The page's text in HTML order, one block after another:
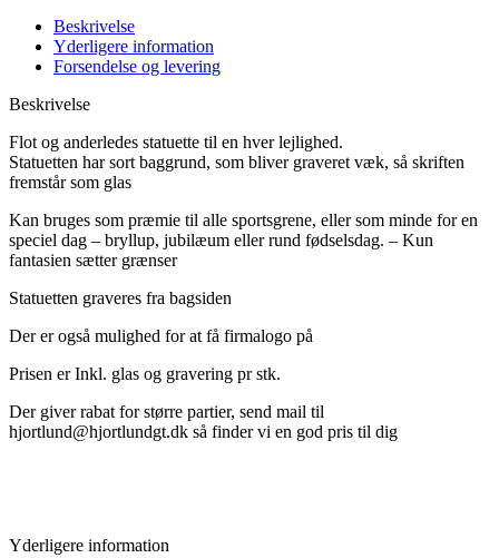
Beskrivelse
Yderligere information
Forsendelse og levering
Beskrivelse
Flot og anderledes statuette til en hver lejlighed.
Statuetten har sort baggrund, som bliver graveret væk, så skriften
fremstår som glas
Kan bruges som præmie til alle sportsgrene, eller som minde for en
speciel dag – bryllup, jubilæum eller rund fødselsdag. – Kun
fantasien sætter grænser
Statuetten graveres fra bagsiden
Der er også mulighed for at få firmalogo på
Prisen er Inkl. glas og gravering pr stk.
Der giver rabat for større partier, send mail til
hjortlund@hjortlundgt.dk så finder vi en god pris til dig
Yderligere information